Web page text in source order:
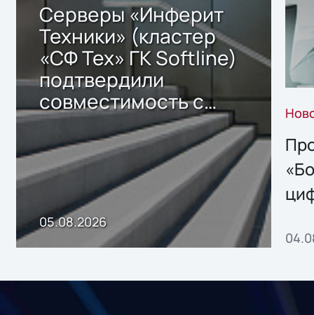
Серверы «Инферит
Техники» (кластер
«СФ Тех» ГК Softline)
подтвердили
совместимость с
решением Sharx
Storage 2.x для
хранения данных
05.08.2026